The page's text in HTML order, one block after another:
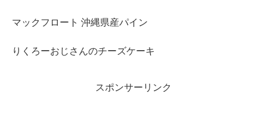
マックフロート 沖縄県産パイン
りくろーおじさんのチーズケーキ
スポンサーリンク